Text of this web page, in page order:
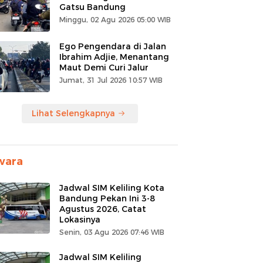
Gatsu Bandung
Minggu, 02 Agu 2026 05:00 WIB
Ego Pengendara di Jalan
Ibrahim Adjie, Menantang
Maut Demi Curi Jalur
Jumat, 31 Jul 2026 10:57 WIB
Lihat Selengkapnya
Jadwal SIM Keliling Kota
Bandung Pekan Ini 3-8
Agustus 2026, Catat
Lokasinya
Senin, 03 Agu 2026 07:46 WIB
Jadwal SIM Keliling